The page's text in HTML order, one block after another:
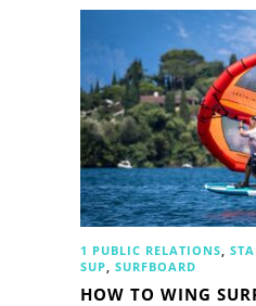
1 PUBLIC RELATIONS
SUP SURFBOARD
HOW TO WING